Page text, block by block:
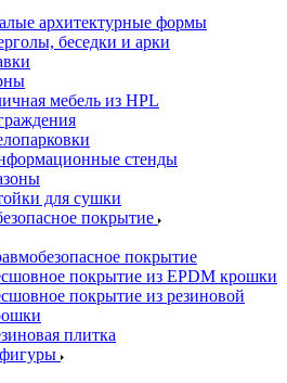
архитектурные формы
беседки и арки
мебель из HPL
стенды
для сушки
покрытие
покрытие
покрытие из EPDM крошки
покрытие из резиновой
плитка